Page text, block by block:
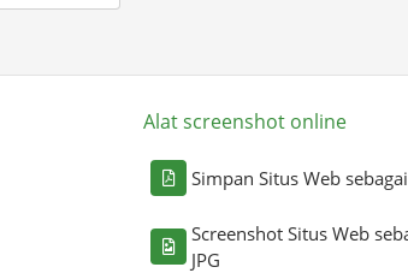
Alat screenshot online
Simpan Situs Web
Screenshot Situs Web
JPG